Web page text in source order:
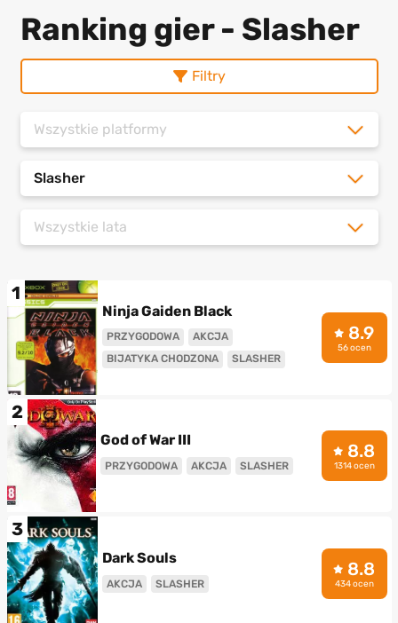
Ranking gier - Slasher
Filtry
Wszystkie platformy
Slasher
Wszystkie lata
1
Ninja Gaiden Black
PRZYGODOWA
AKCJA
BIJATYKA CHODZONA
SLASHER
8.9
56 ocen
2
God of War III
PRZYGODOWA AKCJA SLASHER
8.8
1314 ocen
3
Dark Souls
AKCJA SLASHER
8.8
434 ocen